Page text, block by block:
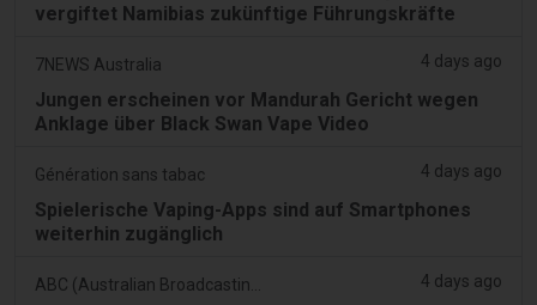
vergiftet Namibias zukünftige Führungskräfte
7NEWS Australia 4 days ago
Jungen erscheinen vor Mandurah Gericht wegen
Anklage über Black Swan Vape Video
Génération sans tabac 4 days ago
Spielerische Vaping-Apps sind auf Smartphones
weiterhin zugänglich
4 days ago